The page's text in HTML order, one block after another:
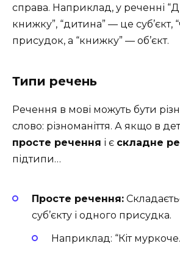
справа. Наприклад, у реченні
книжку”, “дитина” — це суб’єкт,
присудок, а “книжку” — об’єкт.
Типи речень
Речення в мові можуть бути
слово: різноманіття. А якщо в
просте речення і є складне
підтипи…
Просте речення:
суб’єкту і одного присудка.
Наприклад: “Кіт